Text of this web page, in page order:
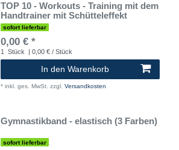
TOP 10 - Workouts - Training mit dem
Handtrainer mit Schütteleffekt
sofort lieferbar
0,00 € *
1 Stück | 0,00 € / Stück
In den Warenkorb
* inkl. ges. MwSt. zzgl. Versandkosten
Gymnastikband - elastisch (3 Farben)
sofort lieferbar